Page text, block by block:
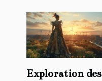
Exploration des